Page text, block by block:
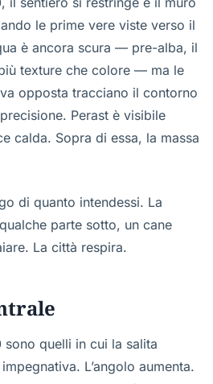
le prime vere viste verso il
è ancora scura — pre-alba, il
texture che colore — ma le
opposta tracciano il contorno
Perast è visibile
calda. Sopra di essa, la massa
di quanto intendessi. La
parte sotto, un cane
La città respira.
quelli in cui la salita
L’angolo aumenta.